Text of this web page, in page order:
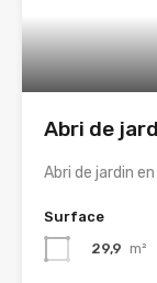
Abri de
Abri de jardin en
Surface
29,9 m²